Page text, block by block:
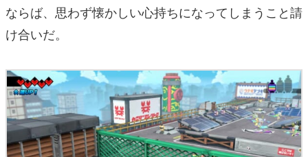
ならば、思わず懐かしい心持ちになってしまうこと請
け合いだ。